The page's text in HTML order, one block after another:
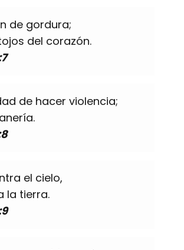
de gordura;
del corazón.
de hacer violencia;
el cielo,
la tierra.